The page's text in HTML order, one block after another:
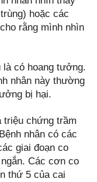
hoặc các
rằng mình nhìn
là có hoang tưởng.
nhân này thường
bị hại.
triệu chứng trầm
nhân có các
giai đoạn co
ngắn. Các cơn co
thứ 5 của cai